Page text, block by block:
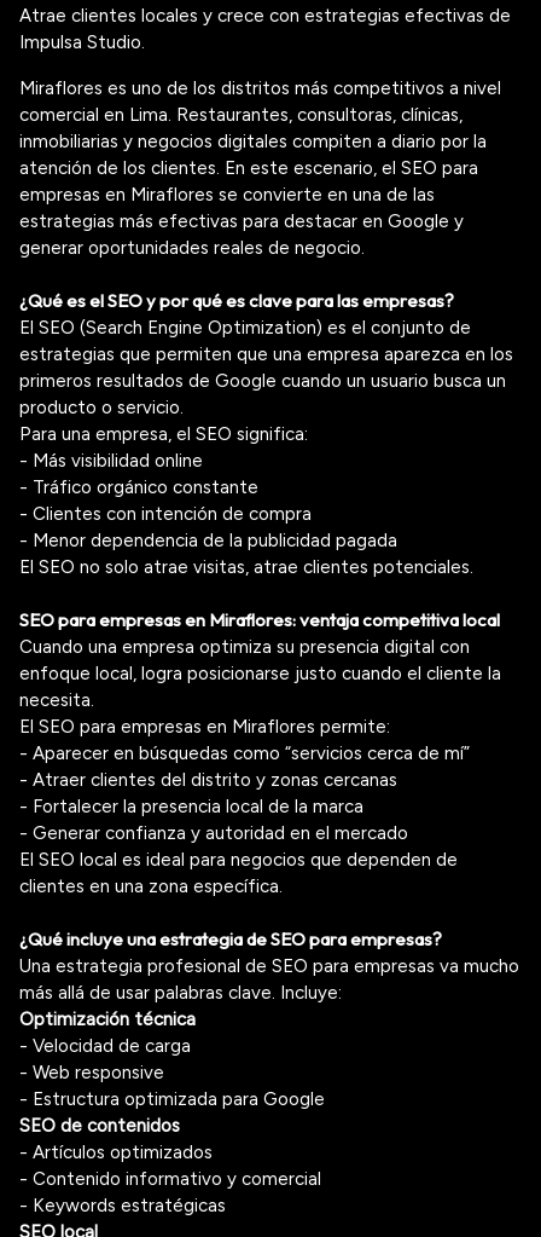
Atrae clientes locales y crece con estrategias efectivas de
Impulsa Studio.
Miraflores es uno de los distritos más competitivos a nivel
comercial en Lima. Restaurantes, consultoras, clínicas,
inmobiliarias y negocios digitales compiten a diario por la
atención de los clientes. En este escenario, el SEO para
empresas en Miraflores se convierte en una de las
estrategias más efectivas para destacar en Google y
generar oportunidades reales de negocio.
¿Qué es el SEO y por qué es clave para las empresas?
El SEO (Search Engine Optimization) es el conjunto de
estrategias que permiten que una empresa aparezca en los
primeros resultados de Google cuando un usuario busca un
producto o servicio.
Para una empresa, el SEO significa:
- Más visibilidad online
- Tráfico orgánico constante
- Clientes con intención de compra
- Menor dependencia de la publicidad pagada
El SEO no solo atrae visitas, atrae clientes potenciales.
SEO para empresas en Miraflores: ventaja competitiva local
Cuando una empresa optimiza su presencia digital con
enfoque local, logra posicionarse justo cuando el cliente la
necesita.
El SEO para empresas en Miraflores permite:
- Aparecer en búsquedas como “servicios cerca de mí”
- Atraer clientes del distrito y zonas cercanas
- Fortalecer la presencia local de la marca
- Generar confianza y autoridad en el mercado
El SEO local es ideal para negocios que dependen de
clientes en una zona específica.
¿Qué incluye una estrategia de SEO para empresas?
Una estrategia profesional de SEO para empresas va mucho
más allá de usar palabras clave. Incluye:
Optimización técnica
- Velocidad de carga
- Web responsive
- Estructura optimizada para Google
SEO de contenidos
- Artículos optimizados
- Contenido informativo y comercial
- Keywords estratégicas
SEO local